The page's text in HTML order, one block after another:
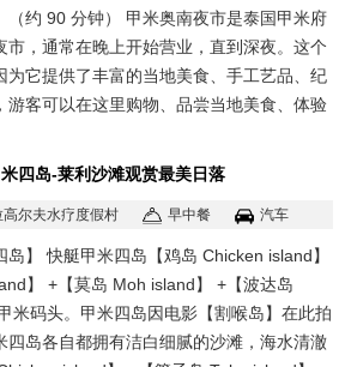
约 90 分钟） 甲米奥南夜市是泰国甲米府
市，通常在晚上开始营业，直到深夜。这个
为它提供了丰富的当地美食、手工艺品、纪
游客可以在这里购物、品尝当地美食、体验
四岛-莱利沙滩观赏最美日落
尔夫水疗度假村 早中餐 汽车
】 快艇甲米四岛【鸡岛 Chicken island】
】 +【莫岛 Moh island】 +【波达岛
米码头。甲米四岛因电影【割喉岛】在此拍
四岛各自都拥有洁白细腻的沙滩，海水清澈